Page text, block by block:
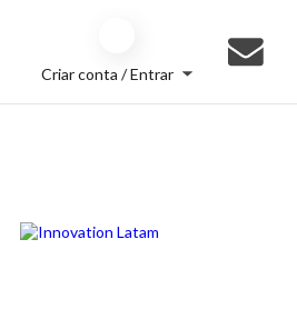
Criar conta / Entrar